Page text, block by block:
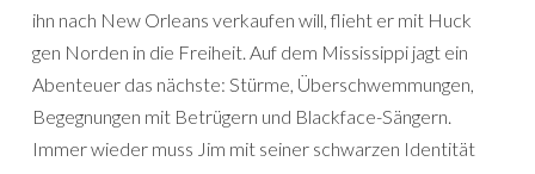
ihn nach New Orleans verkaufen will, flieht er mit Huck
gen Norden in die Freiheit. Auf dem Mississippi jagt ein
Abenteuer das nächste: Stürme, Überschwemmungen,
Begegnungen mit Betrügern und Blackface-Sängern.
Immer wieder muss Jim mit seiner schwarzen Identität